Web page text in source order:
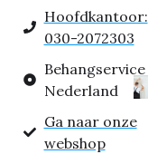
Hoofdkantoor:
030-2072303
Behangservice
Nederland
Ga naar onze
webshop